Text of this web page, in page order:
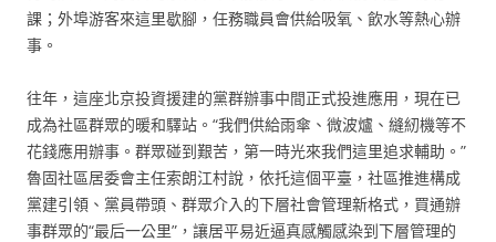
課；外埠游客來這里歇腳，任務職員會供給吸氧、飲水等熱心辦
事。
往年，這座北京投資援建的黨群辦事中間正式投進應用，現在已
成為社區群眾的暖和驛站。“我們供給雨傘、微波爐、縫紉機等不
花錢應用辦事。群眾碰到艱苦，第一時光來我們這里追求輔助。”
魯固社區居委會主任索朗江村說，依托這個平臺，社區推進構成
黨建引領、黨員帶頭、群眾介入的下層社會管理新格式，買通辦
事群眾的“最后一公里”，讓居平易近逼真感觸感染到下層管理的